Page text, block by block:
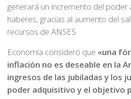
generará un incremento del poder
haberes, gracias al aumento del
recursos de ANSES.
Economía consideró que «una
inflación no es deseable en la
ingresos de las jubiladas y los
poder adquisitivo y el objetivo